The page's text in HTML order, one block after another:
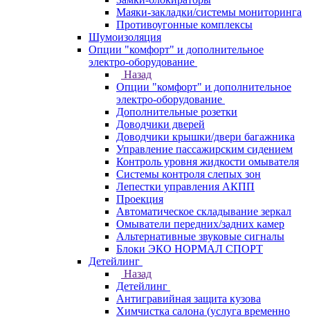
Маяки-закладки/системы мониторинга
Противоугонные комплексы
Шумоизоляция
Опции "комфорт" и дополнительное
электро-оборудование
Назад
Опции "комфорт" и дополнительное
электро-оборудование
Дополнительные розетки
Доводчики дверей
Доводчики крышки/двери багажника
Управление пассажирским сидением
Контроль уровня жидкости омывателя
Системы контроля слепых зон
Лепестки управления АКПП
Проекция
Автоматическое складывание зеркал
Омыватели передних/задних камер
Альтернативные звуковые сигналы
Блоки ЭКО НОРМАЛ СПОРТ
Детейлинг
Назад
Детейлинг
Антигравийная защита кузова
Химчистка салона (услуга временно